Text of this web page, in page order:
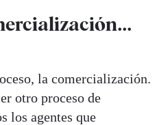
la comercialización.
otro proceso de
los agentes que